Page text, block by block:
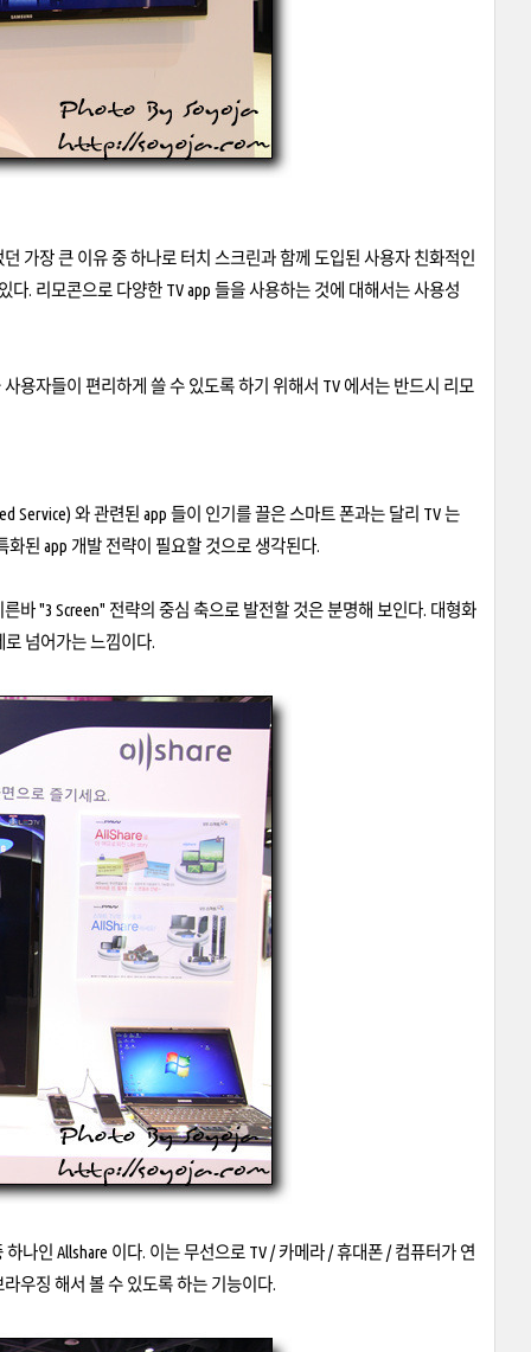
가장 큰 이유 중 하나로 터치 스크린과 함께 도입된 사용자 친화적인
다. 리모콘으로 다양한 TV app 들을 사용하는 것에 대해서는 사용성
용자들이 편리하게 쓸 수 있도록 하기 위해서 TV 에서는 반드시 리모
Service) 와 관련된 app 들이 인기를 끌은 스마트 폰과는 달리 TV 는
된 app 개발 전략이 필요할 것으로 생각된다.
바 "3 Screen" 전략의 중심 축으로 발전할 것은 분명해 보인다. 대형화
로 넘어가는 느낌이다.
나인 Allshare 이다. 이는 무선으로 TV / 카메라 / 휴대폰 / 컴퓨터가 연
우징 해서 볼 수 있도록 하는 기능이다.